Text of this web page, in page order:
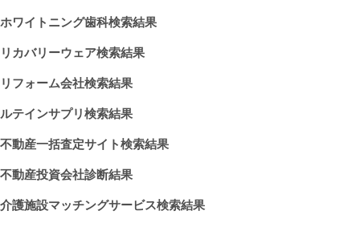
ホワイトニング歯科検索結果
リカバリーウェア検索結果
リフォーム会社検索結果
ルテインサプリ検索結果
不動産一括査定サイト検索結果
不動産投資会社診断結果
介護施設マッチングサービス検索結果